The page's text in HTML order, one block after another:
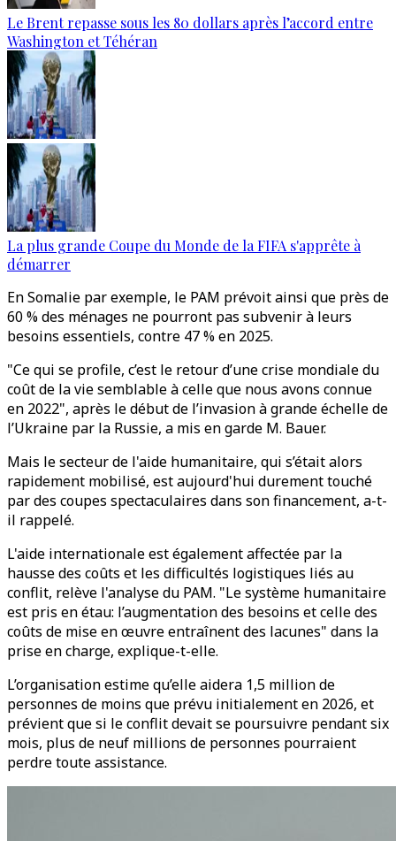
Le Brent repasse sous les 80 dollars après l’accord entre
Washington et Téhéran
La plus grande Coupe du Monde de la FIFA s'apprête à
démarrer
En Somalie par exemple, le PAM prévoit ainsi que près de
60 % des ménages ne pourront pas subvenir à leurs
besoins essentiels, contre 47 % en 2025.
"Ce qui se profile, c’est le retour d’une crise mondiale du
coût de la vie semblable à celle que nous avons connue
en 2022", après le début de l’invasion à grande échelle de
l’Ukraine par la Russie, a mis en garde M. Bauer.
Mais le secteur de l'aide humanitaire, qui s’était alors
rapidement mobilisé, est aujourd'hui durement touché
par des coupes spectaculaires dans son financement, a-t-
il rappelé.
L'aide internationale est également affectée par la
hausse des coûts et les difficultés logistiques liés au
conflit, relève l'analyse du PAM. "Le système humanitaire
est pris en étau: l’augmentation des besoins et celle des
coûts de mise en œuvre entraînent des lacunes" dans la
prise en charge, explique-t-elle.
L’organisation estime qu’elle aidera 1,5 million de
personnes de moins que prévu initialement en 2026, et
prévient que si le conflit devait se poursuivre pendant six
mois, plus de neuf millions de personnes pourraient
perdre toute assistance.